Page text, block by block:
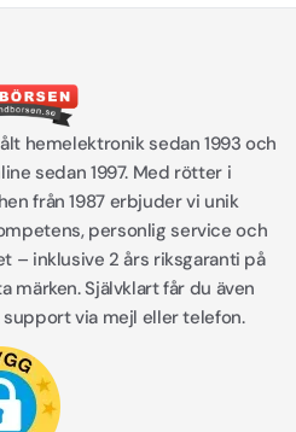
hemelektronik sedan 1993 och
sedan 1997. Med rötter i
från 1987 erbjuder vi unik
personlig service och
– inklusive 2 års riksgaranti på
märken. Självklart får du även
via mejl eller telefon.